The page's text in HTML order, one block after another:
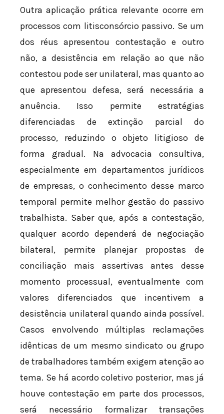
Outra aplicação prática relevante ocorre em
processos com litisconsórcio passivo. Se um
dos réus apresentou contestação e outro
não, a desistência em relação ao que não
contestou pode ser unilateral, mas quanto ao
que apresentou defesa, será necessária a
anuência. Isso permite estratégias
diferenciadas de extinção parcial do
processo, reduzindo o objeto litigioso de
forma gradual. Na advocacia consultiva,
especialmente em departamentos jurídicos
de empresas, o conhecimento desse marco
temporal permite melhor gestão do passivo
trabalhista. Saber que, após a contestação,
qualquer acordo dependerá de negociação
bilateral, permite planejar propostas de
conciliação mais assertivas antes desse
momento processual, eventualmente com
valores diferenciados que incentivem a
desistência unilateral quando ainda possível.
Casos envolvendo múltiplas reclamações
idênticas de um mesmo sindicato ou grupo
de trabalhadores também exigem atenção ao
tema. Se há acordo coletivo posterior, mas já
houve contestação em parte dos processos,
será necessário formalizar transações